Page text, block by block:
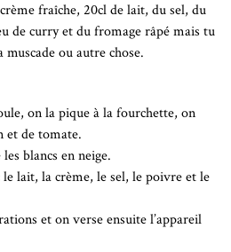
fraîche, 20cl de lait, du sel, du
de curry et du fromage râpé mais tu
ou autre chose.
on la pique à la fourchette, on
et de tomate.
blancs en neige.
le lait, la crème, le sel, le poivre et le
et on verse ensuite l’appareil